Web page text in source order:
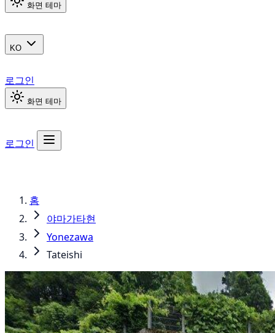
화면 테마
KO
로그인
화면 테마
로그인
홈
야마가타현
Yonezawa
Tateishi